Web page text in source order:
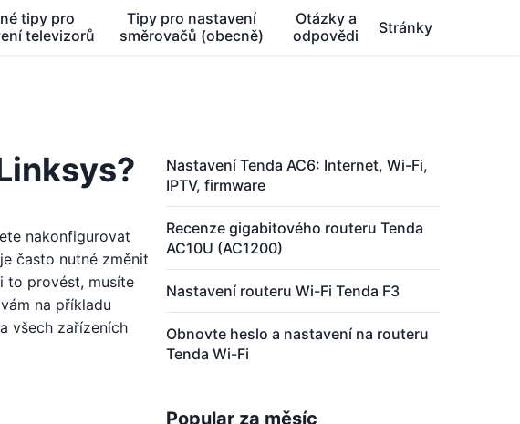
tipy pro
televizorů
Tipy pro nastavení
směrovačů (obecně)
Otázky a
odpovědi
Stránky
nakonfigurovat
často nutné změnit
to provést, musíte
na příkladu
všech zařízeních
Nastavení Tenda AC6: Internet, Wi-Fi,
IPTV, firmware
Recenze gigabitového routeru Tenda
AC10U (AC1200)
Nastavení routeru Wi-Fi Tenda F3
Obnovte heslo a nastavení na routeru
Tenda Wi-Fi
Popular za měsíc